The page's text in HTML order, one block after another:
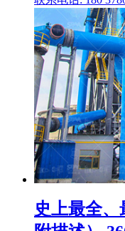
史上最全、